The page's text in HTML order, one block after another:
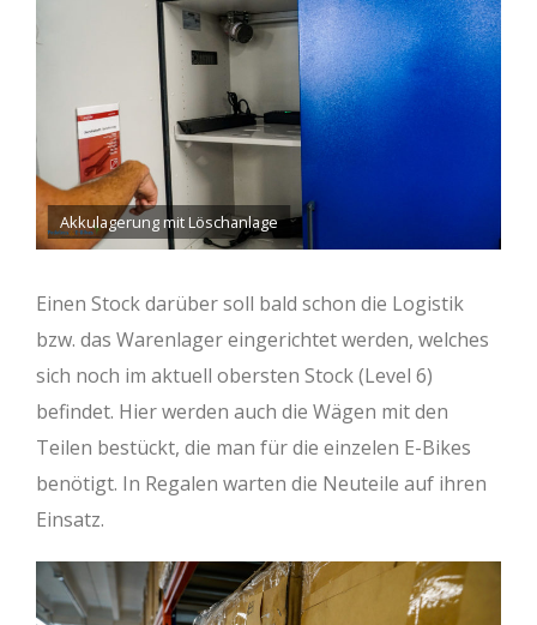
Akkulagerung mit Löschanlage
Einen Stock darüber soll bald schon die Logistik
bzw. das Warenlager eingerichtet werden, welches
sich noch im aktuell obersten Stock (Level 6)
befindet. Hier werden auch die Wägen mit den
Teilen bestückt, die man für die einzelen E-Bikes
benötigt. In Regalen warten die Neuteile auf ihren
Einsatz.